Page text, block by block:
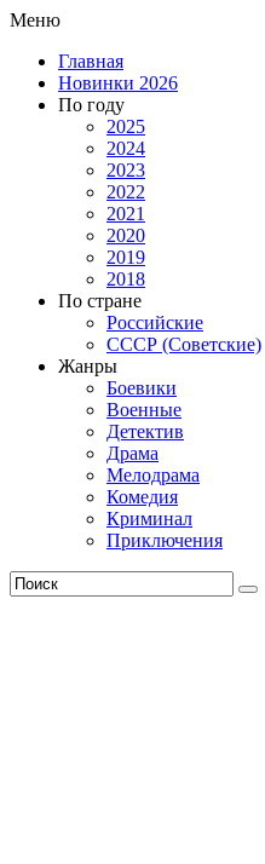
Меню
Главная
Новинки 2026
По году
2025
2024
2023
2022
2021
2020
2019
2018
По стране
Российские
СССР (Советские)
Жанры
Боевики
Военные
Детектив
Драма
Мелодрама
Комедия
Криминал
Приключения